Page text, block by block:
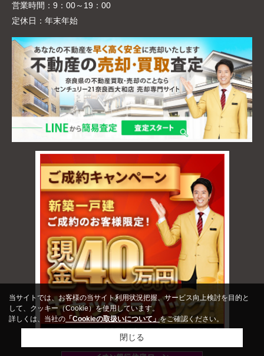
営業時間： 9：00～19：00
定休日： 年末年始
当サイトでは、お客様の当サイト利用状況把握、サービス向上検討を目的と
して、クッキー（Cookie）を使用しています。
詳しくは、当社の 「Cookieの取扱いについて」をご確認ください。
閉じる